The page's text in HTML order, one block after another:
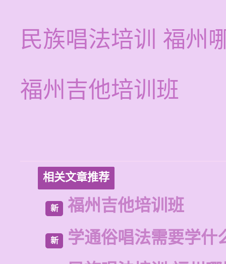
民族唱法培训 福州
福州吉他培训班
相关文章推荐
新 福州吉他培训班
新
学通俗唱法需要学什